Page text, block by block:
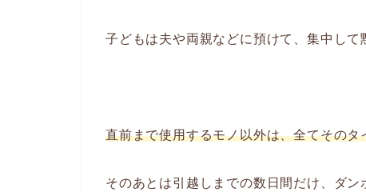
子どもは夫や両親などに預けて、集中して
直前まで使用するモノ以外は、全てそのタ
そのあとは引越しまでの数日間だけ、ダン